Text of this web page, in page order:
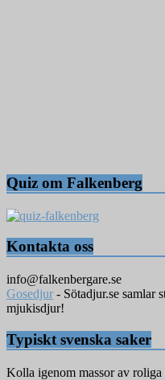
Quiz om Falkenberg
Kontakta oss
info@falkenbergare.se
Gosedjur - Sötadjur.se samlar
mjukisdjur!
Typiskt svenska saker
Kolla igenom massor av